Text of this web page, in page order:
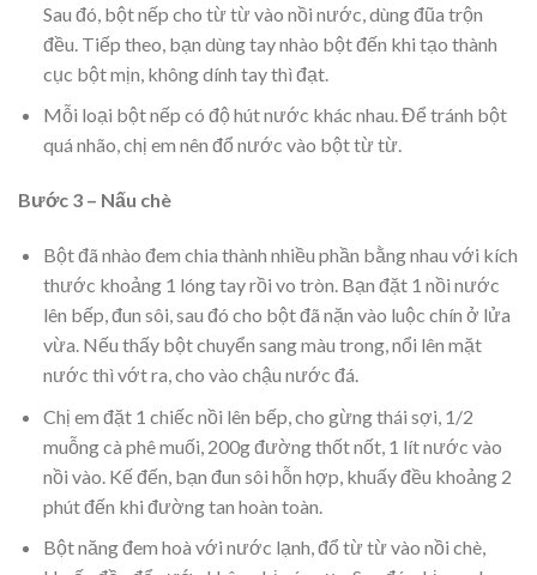
Sau đó, bột nếp cho từ từ vào nồi nước, dùng đũa trộn
đều. Tiếp theo, bạn dùng tay nhào bột đến khi tạo thành
cục bột mịn, không dính tay thì đạt.
Mỗi loại bột nếp có độ hút nước khác nhau. Để tránh bột
quá nhão, chị em nên đổ nước vào bột từ từ.
Bước 3 – Nấu chè
Bột đã nhào đem chia thành nhiều phần bằng nhau với kích
thước khoảng 1 lóng tay rồi vo tròn. Bạn đặt 1 nồi nước
lên bếp, đun sôi, sau đó cho bột đã nặn vào luộc chín ở lửa
vừa. Nếu thấy bột chuyển sang màu trong, nổi lên mặt
nước thì vớt ra, cho vào chậu nước đá.
Chị em đặt 1 chiếc nồi lên bếp, cho gừng thái sợi, 1/2
muỗng cà phê muối, 200g đường thốt nốt, 1 lít nước vào
nồi vào. Kế đến, bạn đun sôi hỗn hợp, khuấy đều khoảng 2
phút đến khi đường tan hoàn toàn.
Bột năng đem hoà với nước lạnh, đổ từ từ vào nồi chè,